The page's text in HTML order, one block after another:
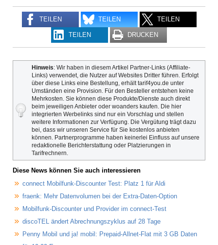
TEILEN TEILEN TEILEN
TEILEN DRUCKEN
Hinweis: Wir haben in diesem Artikel Partner-Links (Affiliate-
Links) verwendet, die Nutzer auf Websites Dritter führen. Erfolgt
über diese Links eine Bestellung, erhält tarif4you.de unter
Umständen eine Provision. Für den Besteller entstehen keine
Mehrkosten. Sie können diese Produkte/Dienste auch direkt
beim jeweiligen Anbieter oder woanders kaufen. Die hier
integrierten Werbelinks sind nur ein Vorschlag und stellen
weitere Informationen zur Verfügung. Die Vergütung trägt dazu
bei, dass wir unseren Service für Sie kostenlos anbieten
können. Partnerprogramme haben keinerlei Einfluss auf unsere
redaktionelle Berichterstattung oder Platzierungen in
Tarifrechnern.
Diese News können Sie auch interessieren
connect Mobilfunk-Discounter Test: Platz 1 für Aldi
fraenk: Mehr Datenvolumen bei der Extra-Daten-Option
Mobilfunk-Discounter und Provider im connect-Test
discoTEL ändert Abrechnungszyklus auf 28 Tage
Penny Mobil und ja! mobil: Prepaid-Allnet-Flat mit 3 GB Daten